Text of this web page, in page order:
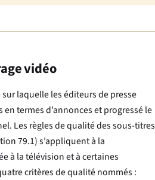
vidéo
laquelle les éditeurs de presse
termes d’annonces et progressé le
Les règles de qualité des sous-titres
79.1) s’appliquent à la
à la télévision et à certaines
critères de qualité nommés :